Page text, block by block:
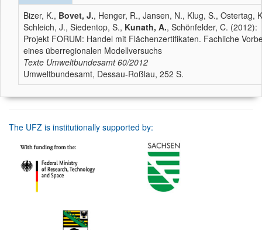
Bizer, K., Bovet, J., Henger, R., Jansen, N., Klug, S., Ostertag,
Schleich, J., Siedentop, S., Kunath, A., Schönfelder, C. (2012):
Projekt FORUM: Handel mit Flächenzertifikaten. Fachliche
eines überregionalen Modellversuchs
Texte Umweltbundesamt 60/2012
Umweltbundesamt, Dessau-Roßlau, 252 S.
The UFZ is institutionally supported by: